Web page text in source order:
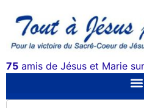
75 amis de Jésus et Marie